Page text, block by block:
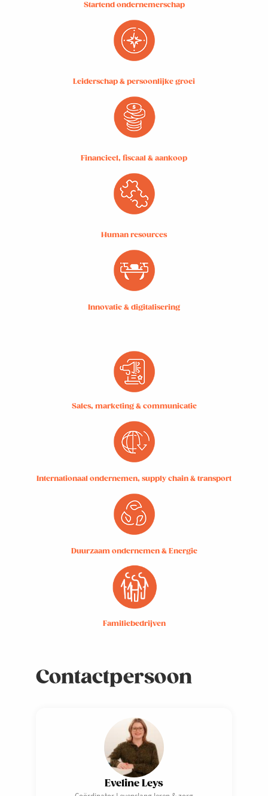
Startend ondernemerschap
Leiderschap & persoonlijke groei
Financieel, fiscaal & aankoop
Human resources
Innovatie & digitalisering
Sales, marketing & communicatie
Internationaal ondernemen, supply chain & transport
Duurzaam ondernemen & Energie
Familiebedrijven
Contactpersoon
Eveline Leys